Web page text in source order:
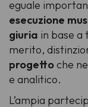
eguale
esecuzione
giuria in base a
merito,
progettoche
e analitico.
L’ampia